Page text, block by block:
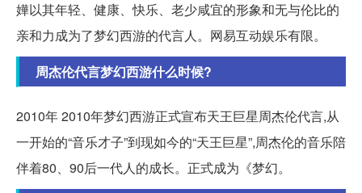
嬅以其年轻、健康、快乐、老少咸宜的形象和无与伦比的
亲和力成为了梦幻西游的代言人。网易互动娱乐有限。
周杰伦代言梦幻西游什么时候?
2010年 2010年梦幻西游正式宣布天王巨星周杰伦代言,从
一开始的“音乐才子”到现如今的“天王巨星”,周杰伦的音乐陪
伴着80、90后一代人的成长。正式成为《梦幻。